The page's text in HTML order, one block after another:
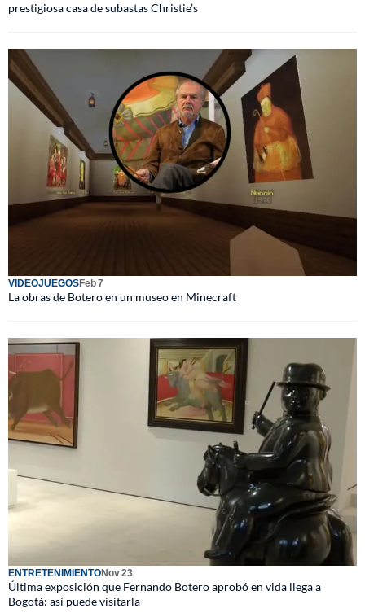
prestigiosa casa de subastas Christie’s
VIDEOJUEGOSFeb 7
La obras de Botero en un museo en Minecraft
ENTRETENIMIENTONov 23
Última exposición que Fernando Botero aprobó en vida llega a
Bogotá: así puede visitarla